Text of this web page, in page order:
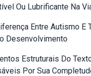
Ou Lubrificante Na
Entre Autismo E
Desenvolvimento
Estruturais Do
Por Sua